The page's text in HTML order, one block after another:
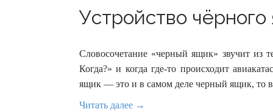
Устройство
Словосочетание «черный ящик» звучит из
Когда?» и когда где-то происходит
ящик — это и в самом деле черный ящик, то
Читать далее →